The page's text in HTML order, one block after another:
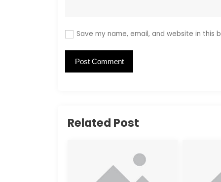
Save my name, email, and website in this
Related Post